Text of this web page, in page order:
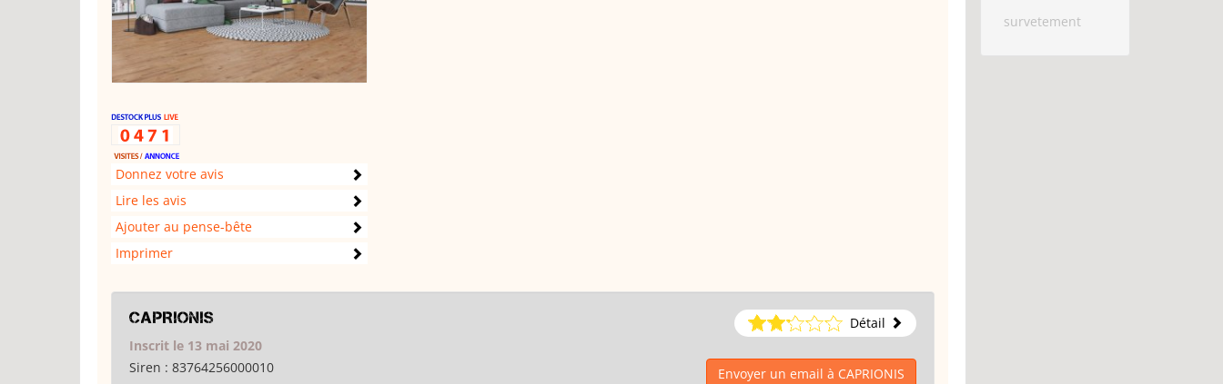
Donnez votre avis
Lire les avis
Ajouter au pense-bête
Imprimer
CAPRIONIS
Détail
Inscrit le 13 mai 2020
Siren : 83764256000010 Envoyer un email à CAPRIONIS
survetement